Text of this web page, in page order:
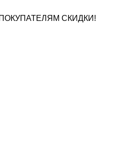
СКИДКИ!